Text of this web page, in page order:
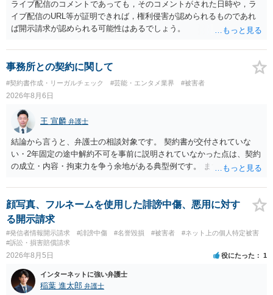
ライブ配信のコメントであっても，そのコメントがされた日時や，ラ
イブ配信のURL等が証明できれば，権利侵害が認められるものであれ
ば開示請求が認められる可能性はあるでしょう。
事務所との契約に関して
#契約書作成・リーガルチェック #芸能・エンタメ業界 #被害者
2026年8月6日
王 宣麟 弁護士
結論から言うと、弁護士の相談対象です。 契約書が交付されていな
い・2年固定の途中解約不可を事前に説明されていなかった点は、契約
の成立・内容・拘束力を争う余地がある典型例です。 まずは、運営と
みてはいかがでしょうか。 また同時並行で（もしまだされていないの
であれば）書面で退所意思の明確化はしておくべきだと考えます。
顔写真、フルネームを使用した誹謗中傷、悪用に対す
る開示請求
#発信者情報開示請求 #誹謗中傷 #名誉毀損 #被害者
#ネット上の個人特定被害
#訴訟・損害賠償請求
2026年8月5日 役にたった 1
インターネットに強い弁護士
稲葉 進太郎 弁護士